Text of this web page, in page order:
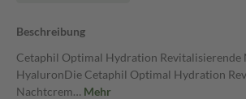
Beschreibung
Cetaphil Optimal Hydration Revitalisierende
HyaluronDie Cetaphil Optimal Hydration
Nachtcrem… Mehr